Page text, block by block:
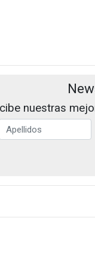
nuestras